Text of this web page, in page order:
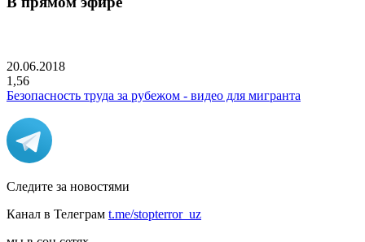
20.06.2018
1,56
Безопасность труда за рубежом - видео для мигранта
Следите за новостями
Канал в Телеграм t.me/stopterror_uz